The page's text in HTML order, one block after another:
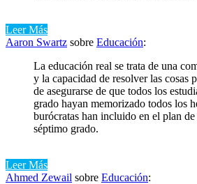
Leer Más
Aaron Swartz sobre Educación:
La educación real se trata de una
y la capacidad de resolver las cosas
de asegurarse de que todos los
grado hayan memorizado todos los
burócratas han incluido en el plan de
séptimo grado.
Leer Más
Ahmed Zewail sobre Educación: